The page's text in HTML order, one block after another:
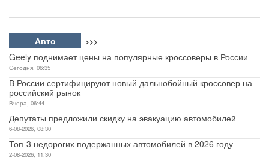
Авто >>>
Geely поднимает цены на популярные кроссоверы в России
Сегодня, 06:35
В России сертифицируют новый дальнобойный кроссовер на
российский рынок
Вчера, 06:44
Депутаты предложили скидку на эвакуацию автомобилей
6-08-2026, 08:30
Топ-3 недорогих подержанных автомобилей в 2026 году
2-08-2026, 11:30